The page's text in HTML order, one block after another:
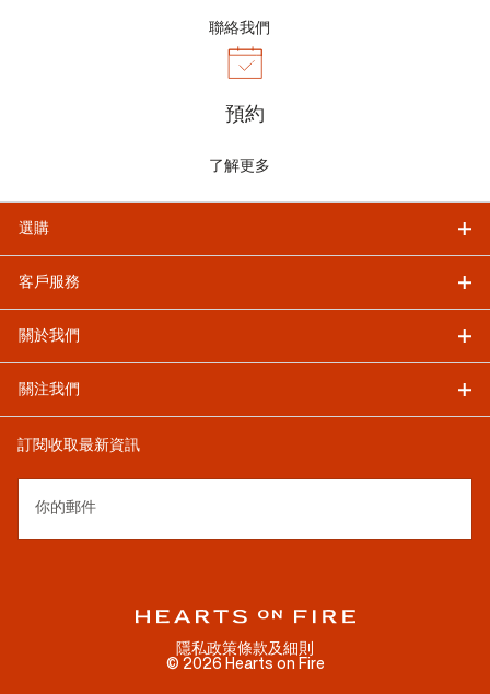
聯絡我們
預約
了解更多
選購
客戶服務
關於我們
關注我們
訂閱收取最新資訊
你的郵件
© 2026 Hearts on Fire
隱私政策條款及細則